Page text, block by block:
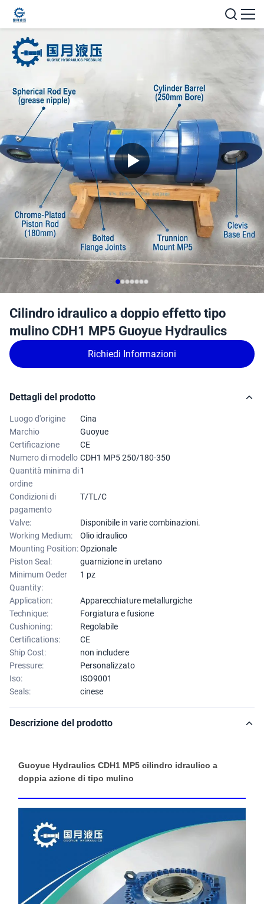
Cilindro idraulico a doppio effetto tipo
mulino CDH1 MP5 Guoyue Hydraulics
Richiedi Informazioni
Dettagli del prodotto
Luogo d'origine
Cina
Marchio
Guoyue
Certificazione
CE
Numero di modello CDH1 MP5 250/180-350
Quantità minima di
ordine
1
Condizioni di
pagamento
T/TL/C
Valve:
Disponibile in varie combinazioni.
Working Medium:
Olio idraulico
Mounting Position:Opzionale
Piston Seal:
guarnizione in uretano
Minimum Oeder
Quantity:
1 pz
Application:
Apparecchiature metallurgiche
Technique:
Forgiatura e fusione
Cushioning:
Regolabile
Certifications:
CE
Ship Cost:
non includere
Pressure:
Personalizzato
Iso:
ISO9001
Seals:
cinese
Descrizione del prodotto
Guoyue Hydraulics CDH1 MP5 cilindro idraulico a
doppia azione di tipo mulino